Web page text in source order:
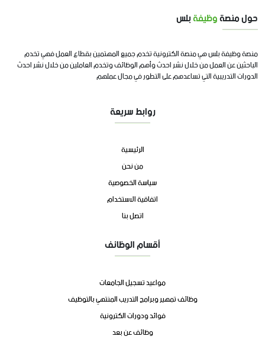
حول منصةوظيفةبلس
منصة وظيفة بلس هي منصة الكترونية تخدم جميع المهتمين بقطاع العمل فهي تخدم
الباحثين عن العمل من خلال نشر احدث وأهم الوظائف وتخدم العاملين من خلال نشر احدث
الدورات التدريبية التي تساعدهم على التطور في مجال عملهم
روابط سريعة
الرئيسية
من نحن
سياسة الخصوصية
اتفاقية الاستخدام
اتصل بنا
أقسام الوظائف
مواعيد تسجيل الجامعات
وظائف تمهير وبرامج التدريب المنتهي بالتوظيف
فوائد ودورات الكترونية
وظائف عن بعد